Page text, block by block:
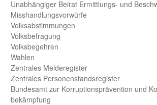
Unab­hängiger Beirat Ermittlungs- und
Misshandlungs­vorwürfe
Volks­abstimmungen
Volks­befragung
Volks­begehren
Wahlen
Zentrales Melde­register
Zentrales Personen­stands­register
Bundes­amt zur Korrup­tions­prävention und
bekämpfung